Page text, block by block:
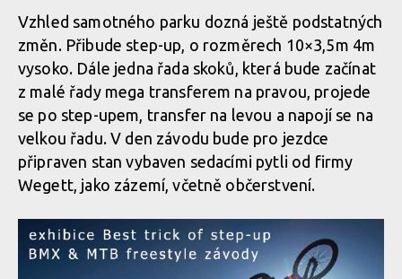
Vzhled samotného parku dozná ještě podstatných
změn. Přibude step-up, o rozměrech 10×3,5m 4m
vysoko. Dále jedna řada skoků, která bude začínat
z malé řady mega transferem na pravou, projede
se po step-upem, transfer na levou a napojí se na
velkou řadu. V den závodu bude pro jezdce
připraven stan vybaven sedacími pytli od firmy
Wegett, jako zázemí, včetně občerstvení.